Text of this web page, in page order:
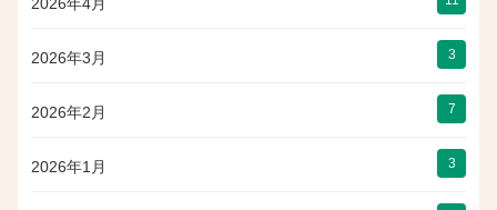
2026年4月
2026年3月 3
2026年2月 7
2026年1月 3